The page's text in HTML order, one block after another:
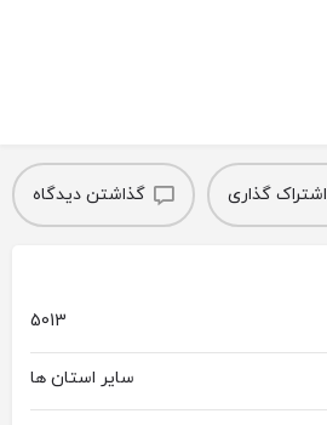
اشتراک گذاری گذاشتن دیدگاه
5013
سایر استان ها